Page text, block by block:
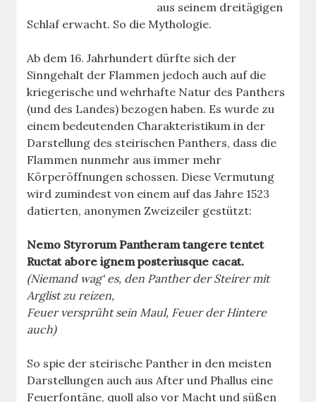
aus seinem dreitägigen
Schlaf erwacht. So die Mythologie.
Ab dem 16. Jahrhundert dürfte sich der
Sinngehalt der Flammen jedoch auch auf die
kriegerische und wehrhafte Natur des Panthers
(und des Landes) bezogen haben. Es wurde zu
einem bedeutenden Charakteristikum in der
Darstellung des steirischen Panthers, dass die
Flammen nunmehr aus immer mehr
Körperöffnungen schossen. Diese Vermutung
wird zumindest von einem auf das Jahre 1523
datierten, anonymen Zweizeiler gestützt:
Nemo Styrorum Pantheram tangere tentet
Ructat abore ignem posteriusque cacat.
(Niemand wag‘ es, den Panther der Steirer mit
Arglist zu reizen,
Feuer versprüht sein Maul, Feuer der Hintere
auch)
So spie der steirische Panther in den meisten
Darstellungen auch aus After und Phallus eine
Feuerfontäne, quoll also vor Macht und süßen